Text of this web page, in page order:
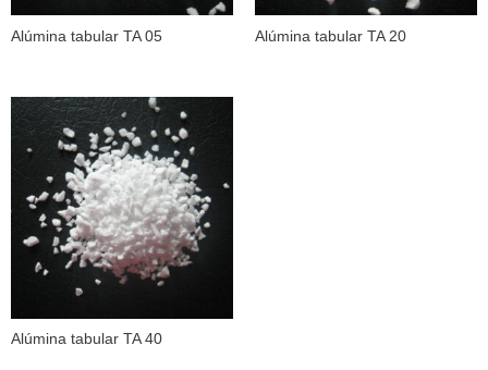
Alúmina tabular TA 05 Alúmina tabular TA 20
Alúmina tabular TA 40